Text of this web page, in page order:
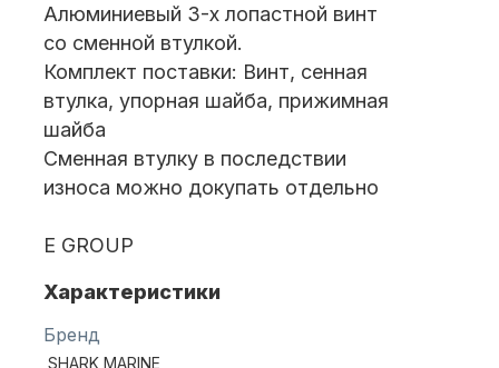
Автохолодильник KYODA
Дистанционное управление
Алюминиевый 3-х лопастной винт
со сменной втулкой.
Комплект поставки: Винт, сенная
втулка, упорная шайба, прижимная
шайба
Сменная втулку в последствии
износа можно докупать отдельно
E GROUP
Характеристики
Бренд
SHARK MARINE